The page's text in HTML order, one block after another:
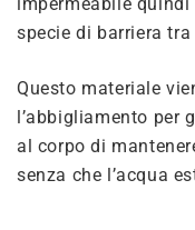
specie di barriera tra
Questo materiale
l’abbigliamento per
al corpo di
senza che l’acqua